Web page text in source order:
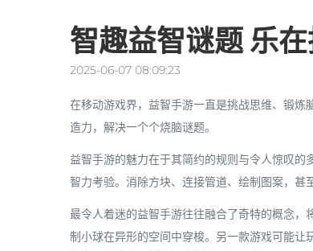
智趣益智谜题 乐
2025-06-07 08:09:23
在移动游戏界，益智手游一直是挑战思维、锻
造力，解决一个个烧脑谜题。
益智手游的魅力在于其简约的规则与令人惊叹
智力考验。消除方块、连接管道、绘制图案，甚
最令人着迷的益智手游往往融合了奇特的概念
制小球在异形的空间中穿梭。另一款游戏可能